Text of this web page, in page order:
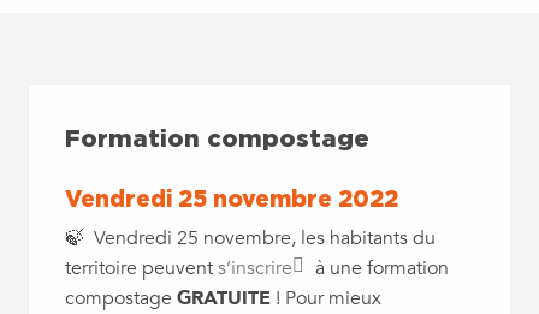
Formation compostage
Vendredi 25 novembre 2022
🍃 Vendredi 25 novembre, les habitants du
territoire peuvents’inscrire
à une formation
compostage GRATUITE ! Pour mieux